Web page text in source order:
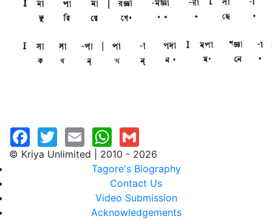
© Kriya Unlimited | 2010 - 2026
Tagore's Biography
Contact Us
Video Submission
Acknowledgements